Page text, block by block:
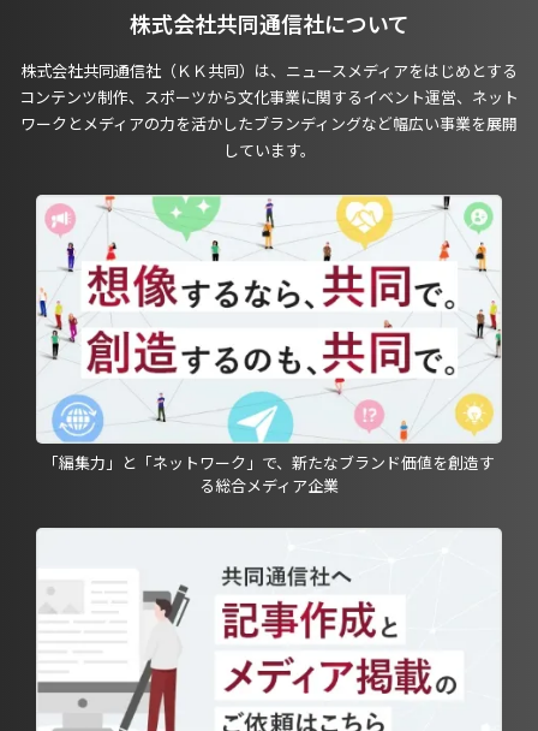
株式会社共同通信社について
株式会社共同通信社（ＫＫ共同）は、ニュースメディアをはじめとする
コンテンツ制作、スポーツから文化事業に関するイベント運営、ネット
ワークとメディアの力を活かしたブランディングなど幅広い事業を展開
しています。
「編集力」と「ネットワーク」で、新たなブランド価値を創造す
る総合メディア企業